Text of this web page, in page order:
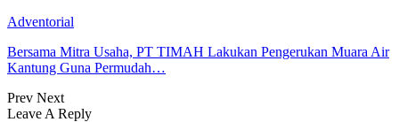
Adventorial
Bersama Mitra Usaha, PT TIMAH Lakukan Pengerukan Muara Air
Kantung Guna Permudah…
Prev Next
Leave A Reply